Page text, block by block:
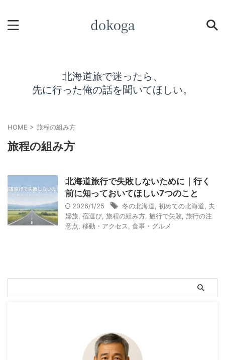
北海道旅で迷ったら、
先に行った俺の話を聞いてほしい。
HOME > 旅程の組み方
旅程の組み方
北海道旅行で失敗しないために｜行く
前に知っておいてほしい7つのこと
2026/1/25 冬の北海道 初めての北海道
夫
婦旅 宿選び 旅程の組み方 旅行で失敗 旅行の注
意点 移動・アクセス 食事・グルメ